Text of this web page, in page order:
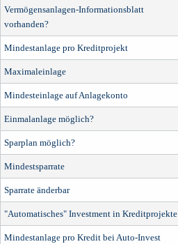
Vermögensanlagen-Informationsblatt
vorhanden?
Mindestanlage pro Kreditprojekt
Maximaleinlage
Mindesteinlage auf Anlagekonto
Einmalanlage möglich?
Sparplan möglich?
Mindestsparrate
Sparrate änderbar
"Automatisches" Investment in Kreditprojekte
Mindestanlage pro Kredit bei Auto-Invest